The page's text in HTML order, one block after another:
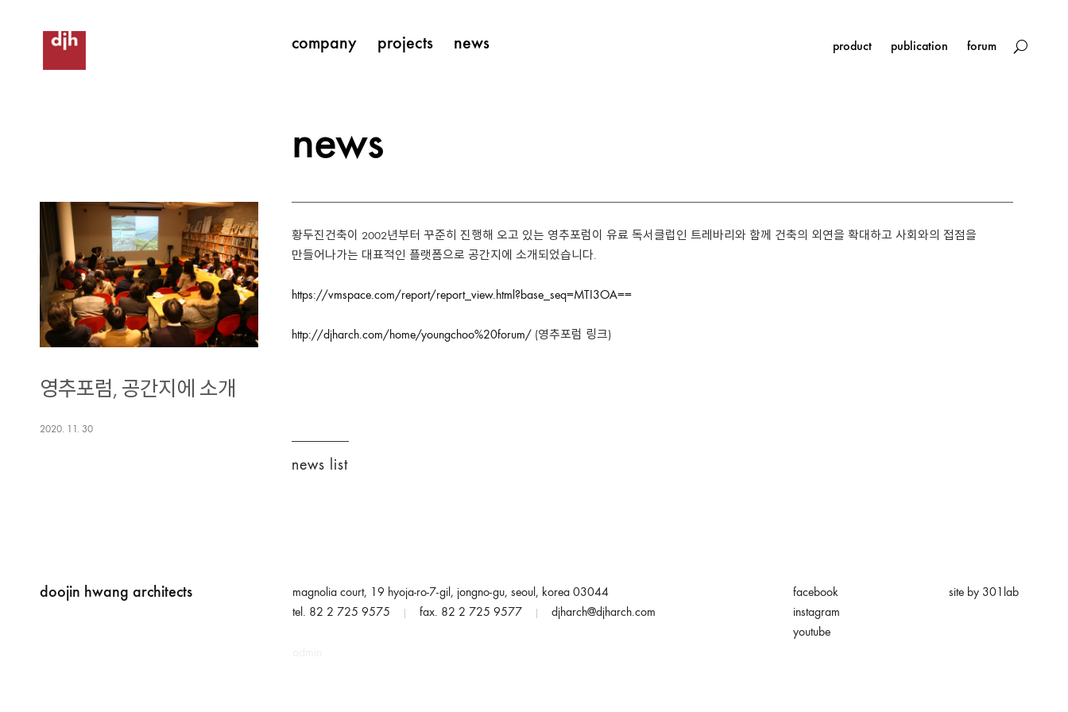
company projects news product publication forum
news
영추포럼, 공간지에 소개
2020. 11. 30
황두진건축이 2002년부터 꾸준히 진행해 오고 있는 영추포럼이 유료 독서클럽인 트레바리와 함께 건축의 외연을 확대하고 사회와의 접점을
만들어나가는 대표적인 플랫폼으로 공간지에 소개되었습니다.
https://vmspace.com/report/report_view.html?base_seq=MTI3OA==
http://djharch.com/home/youngchoo%20forum/ (영추포럼 링크)
news list
doojin hwang architects
magnolia court, 19 hyoja-ro-7-gil, jongno-gu, seoul, korea 03044
tel. 82 2 725 9575
fax. 82 2 725 9577 djharch@djharch.com
facebook
instagram
youtube
site by 301lab